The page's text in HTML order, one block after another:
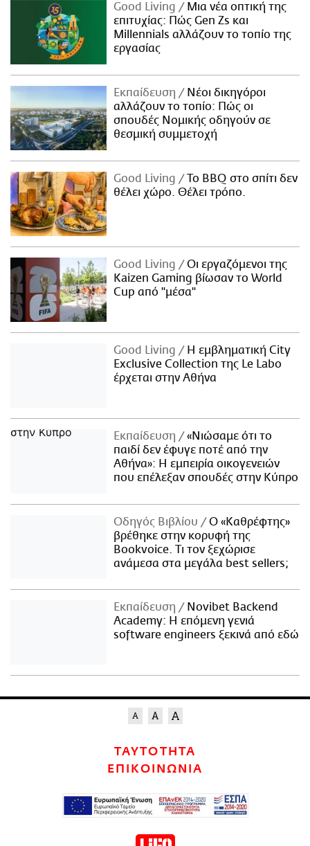
Good Living
Μια νέα οπτική της
επιτυχίας: Πώς Gen Zs και
Millennials αλλάζουν το τοπίο της
εργασίας
Εκπαίδευση
Νέοι δικηγόροι
αλλάζουν το τοπίο: Πώς οι
σπουδές Νομικής οδηγούν σε
θεσμική συμμετοχή
Good Living
Το BBQ στο σπίτι δεν
θέλει χώρο. Θέλει τρόπο.
Good Living
Οι εργαζόμενοι της
Kaizen Gaming βίωσαν το World
Cup από "μέσα"
Good Living
Η εμβληματική City
Exclusive Collection της Le Labo
έρχεται στην Αθήνα
Εκπαίδευση
«Νιώσαμε ότι το
παιδί δεν έφυγε ποτέ από την
Αθήνα»: Η εμπειρία οικογενειών
που επέλεξαν σπουδές στην Κύπρο
Οδηγός Βιβλίου
Ο «Καθρέφτης»
βρέθηκε στην κορυφή της
Bookvoice. Τι τον ξεχώρισε
ανάμεσα στα μεγάλα best sellers;
Εκπαίδευση
Novibet Backend
Academy: Η επόμενη γενιά
software engineers ξεκινά από εδώ
ΤΑΥΤΟΤΗΤΑ
ΕΠΙΚΟΙΝΩΝΙΑ